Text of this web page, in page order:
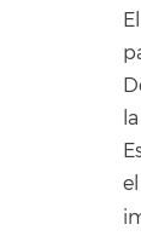
El